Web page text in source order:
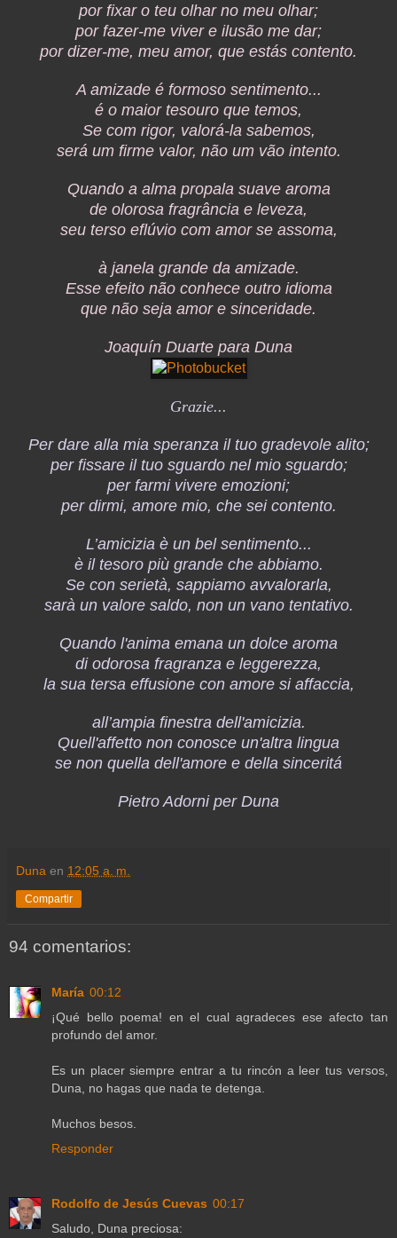
por fixar o teu olhar no meu olhar;
por fazer-me viver e ilusão me dar;
por dizer-me, meu amor, que estás contento.
A amizade é formoso sentimento...
é o maior tesouro que temos,
Se com rigor, valorá-la sabemos,
será um firme valor, não um vão intento.
Quando a alma propala suave aroma
de olorosa fragrância e leveza,
seu terso eflúvio com amor se assoma,
à janela grande da amizade.
Esse efeito não conhece outro idioma
que não seja amor e sinceridade.
Joaquín Duarte para Duna
Grazie...
Per dare alla mia speranza il tuo gradevole alito;
per fissare il tuo sguardo nel mio sguardo;
per farmi vivere emozioni;
per dirmi, amore mio, che sei contento.
L’amicizia è un bel sentimento...
è il tesoro più grande che abbiamo.
Se con serietà, sappiamo avvalorarla,
sarà un valore saldo, non un vano tentativo.
Quando l'anima emana un dolce aroma
di odorosa fragranza e leggerezza,
la sua tersa effusione con amore si affaccia,
all’ampia finestra dell'amicizia.
Quell'affetto non conosce un'altra lingua
se non quella dell'amore e della sinceritá
Pietro Adorni per Duna
Duna en 12:05 a. m.
Compartir
94 comentarios:
María 00:12
¡Qué bello poema! en el cual agradeces ese afecto tan
profundo del amor.
Es un placer siempre entrar a tu rincón a leer tus versos,
Duna, no hagas que nada te detenga.
Muchos besos.
Responder
Rodolfo de Jesús Cuevas 00:17
Saludo, Duna preciosa: